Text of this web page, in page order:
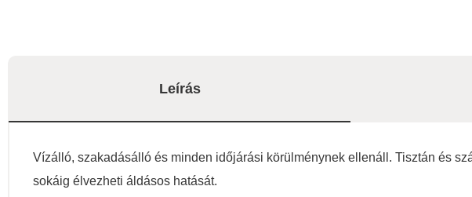
Leírás
Vízálló, szakadásálló és minden időjárási körülménynek ellenáll. Tisztán és
sokáig élvezheti áldásos hatását.